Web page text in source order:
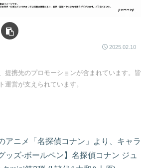
2025.02.10
提携先のプロモーションが含まれています。皆
運営が支えられています。
アニメ「名探偵コナン」より、キャラ
ッズ-ボールペン】名探偵コナン ジュ